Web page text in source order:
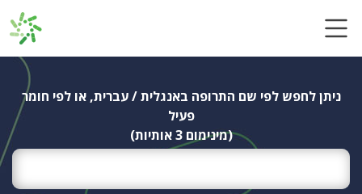
ניתן לחפש לפי שם התרופה באנגלית / עברית, או לפי חומר
פעיל
(מינימום 3 אותיות)